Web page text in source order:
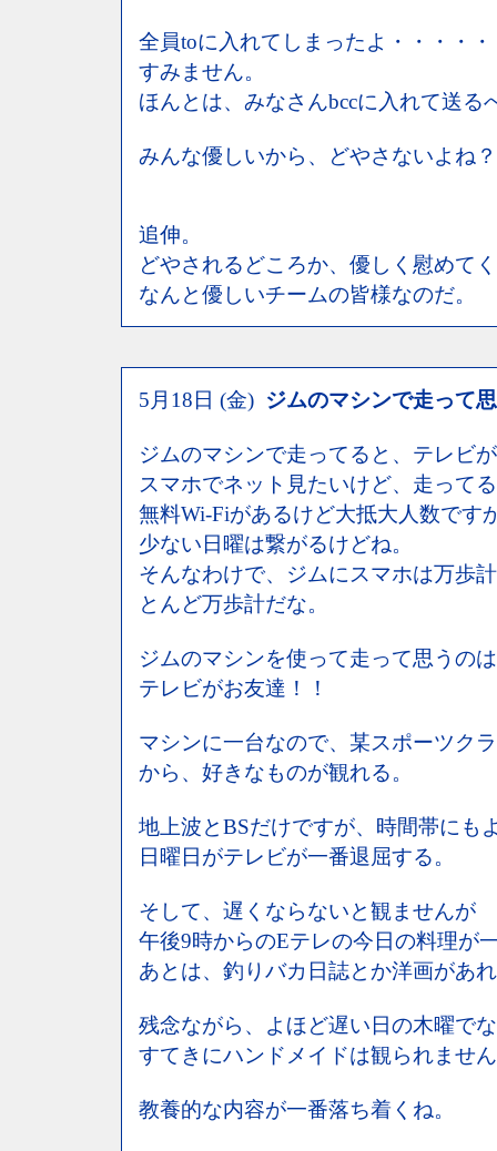
全員toに入れてしまったよ・・・・
すみません。
ほんとは、みなさんbccに入れて送る
みんな優しいから、どやさないよね？
追伸。
どやされるどころか、優しく慰めて
なんと優しいチームの皆様なのだ。
5月18日 (金) ジムのマシンで走って
ジムのマシンで走ってると、テレビ
スマホでネット見たいけど、走って
無料Wi-Fiがあるけど大抵大人数です
少ない日曜は繋がるけどね。
そんなわけで、ジムにスマホは万歩
とんど万歩計だな。
ジムのマシンを使って走って思うの
テレビがお友達！！
マシンに一台なので、某スポーツク
から、好きなものが観れる。
地上波とBSだけですが、時間帯にも
日曜日がテレビが一番退屈する。
そして、遅くならないと観ませんが
午後9時からのEテレの今日の料理が
あとは、釣りバカ日誌とか洋画があ
残念ながら、よほど遅い日の木曜で
すてきにハンドメイドは観られませ
教養的な内容が一番落ち着くね。